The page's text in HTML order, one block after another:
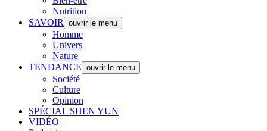
Nutrition
SAVOIR
ouvrir le menu
Homme
Univers
Nature
TENDANCE ouvrir le menu
Société
Culture
Opinion
SPÉCIAL SHEN YUN
VIDÉO